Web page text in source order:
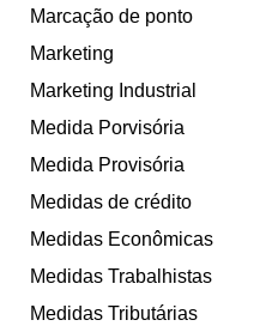
Marcação de ponto
Marketing
Marketing Industrial
Medida Porvisória
Medida Provisória
Medidas de crédito
Medidas Econômicas
Medidas Trabalhistas
Medidas Tributárias